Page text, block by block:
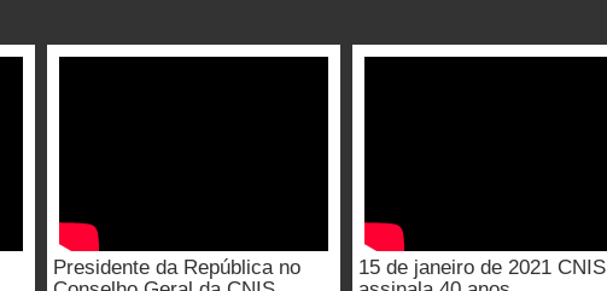
Presidente da República no
15 de janeiro de 2021 CNIS